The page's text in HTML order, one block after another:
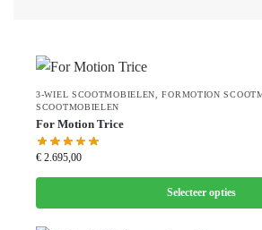
3-WIEL SCOOTMOBIELEN ,FORMOTION
SCOOTMOBIELEN
For Motion Trice
€ 2.695,00
Selecteer opties